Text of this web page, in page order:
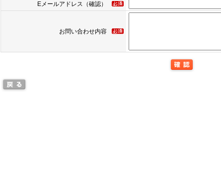
Eメールアドレス（確認）
お問い合わせ内容